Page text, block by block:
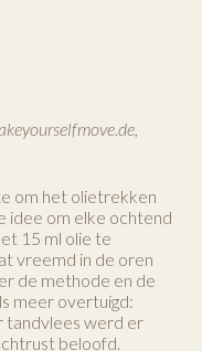
om het olietrekken
idee om elke ochtend
15 ml olie te
vreemd in de oren
de methode en de
meer overtuigd:
tandvlees werd er
beloofd.